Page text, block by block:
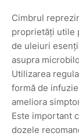
Cimbrul
proprietăți utile
de uleiuri
asupra
Utilizarea
formă de
ameliora
Este important
dozele